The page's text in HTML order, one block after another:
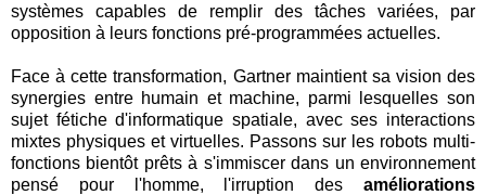
systèmes capables de remplir des tâches variées, par
opposition à leurs fonctions pré-programmées actuelles.
Face à cette transformation, Gartner maintient sa vision des
synergies entre humain et machine, parmi lesquelles son
sujet fétiche d'informatique spatiale, avec ses interactions
mixtes physiques et virtuelles. Passons sur les robots multi-
fonctions bientôt prêts à s'immiscer dans un environnement
pensé pour l'homme, l'irruption des améliorations